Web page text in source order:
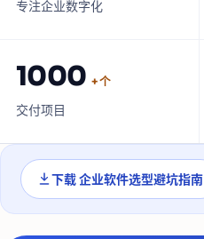
专注企业数字化
1000 + 个
交付项目
下载企业软件选型避坑指南